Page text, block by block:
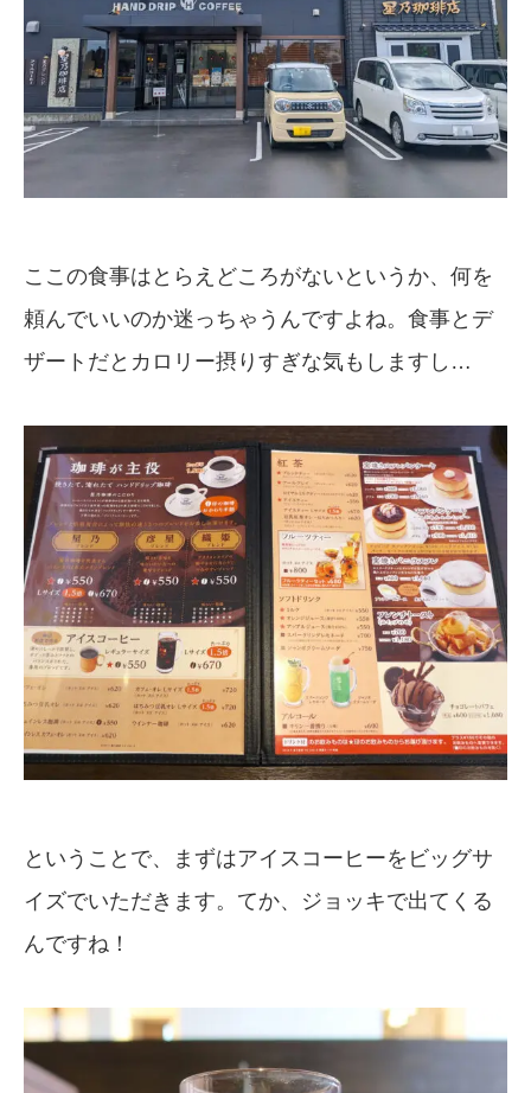
ここの食事はとらえどころがないというか、何を
頼んでいいのか迷っちゃうんですよね。食事とデ
ザートだとカロリー摂りすぎな気もしますし…
ということで、まずはアイスコーヒーをビッグサ
イズでいただきます。てか、ジョッキで出てくる
んですね！